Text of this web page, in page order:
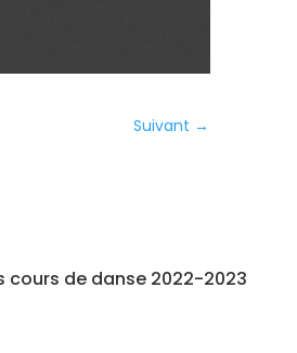
Suivant →
cours de danse 2022-2023